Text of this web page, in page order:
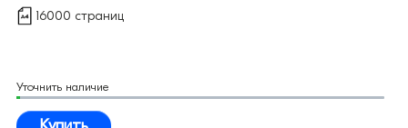
16000 страниц
Уточнить наличие